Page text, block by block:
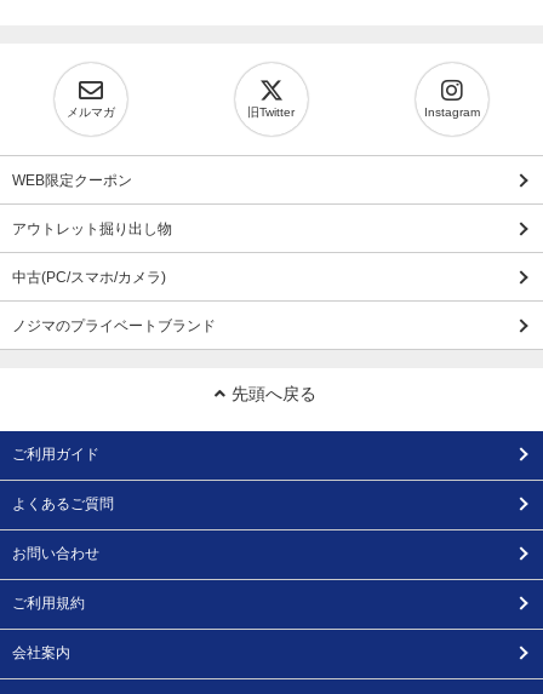
メルマガ 旧Twitter Instagram
WEB限定クーポン
アウトレット掘り出し物
中古(PC/スマホ/カメラ)
ノジマのプライベートブランド
先頭へ戻る
ご利用ガイド
よくあるご質問
お問い合わせ
ご利用規約
会社案内